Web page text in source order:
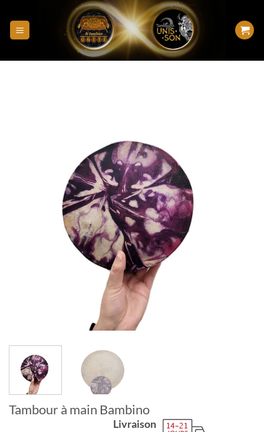
Tambour à main Bambino
Livraison